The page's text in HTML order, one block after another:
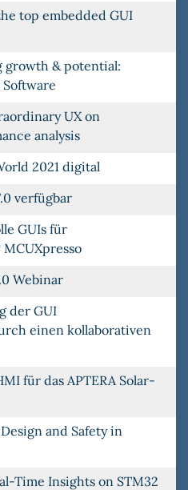
top embedded GUI
growth & potential:
UX on
analysis
2021 digital
verfügbar
GUIs für
Webinar
der GUI
einen kollaborativen
für das APTERA Solar-
and Safety in
Time Insights on STM32